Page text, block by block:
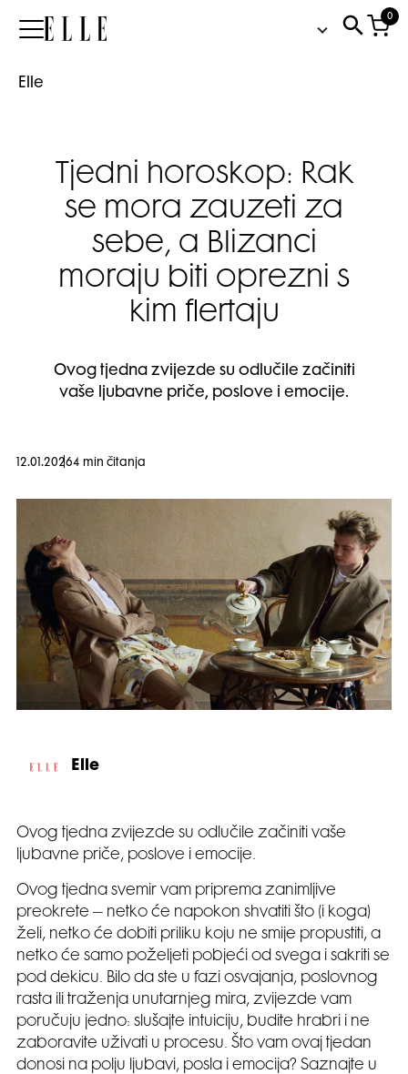
Elle
0
Elle
Tjedni horoskop: Rak
se mora zauzeti za
sebe, a Blizanci
moraju biti oprezni s
kim flertaju
Ovog tjedna zvijezde su odlučile začiniti
vaše ljubavne priče, poslove i emocije.
12.01.20264 min čitanja
Elle
Ovog tjedna zvijezde su odlučile začiniti vaše
ljubavne priče, poslove i emocije.
Ovog tjedna svemir vam priprema zanimljive
preokrete – netko će napokon shvatiti što (i koga)
želi, netko će dobiti priliku koju ne smije propustiti, a
netko će samo poželjeti pobjeći od svega i sakriti se
pod dekicu. Bilo da ste u fazi osvajanja, poslovnog
rasta ili traženja unutarnjeg mira, zvijezde vam
poručuju jedno: slušajte intuiciju, budite hrabri i ne
zaboravite uživati u procesu. Što vam ovaj tjedan
donosi na polju ljubavi, posla i emocija? Saznajte u